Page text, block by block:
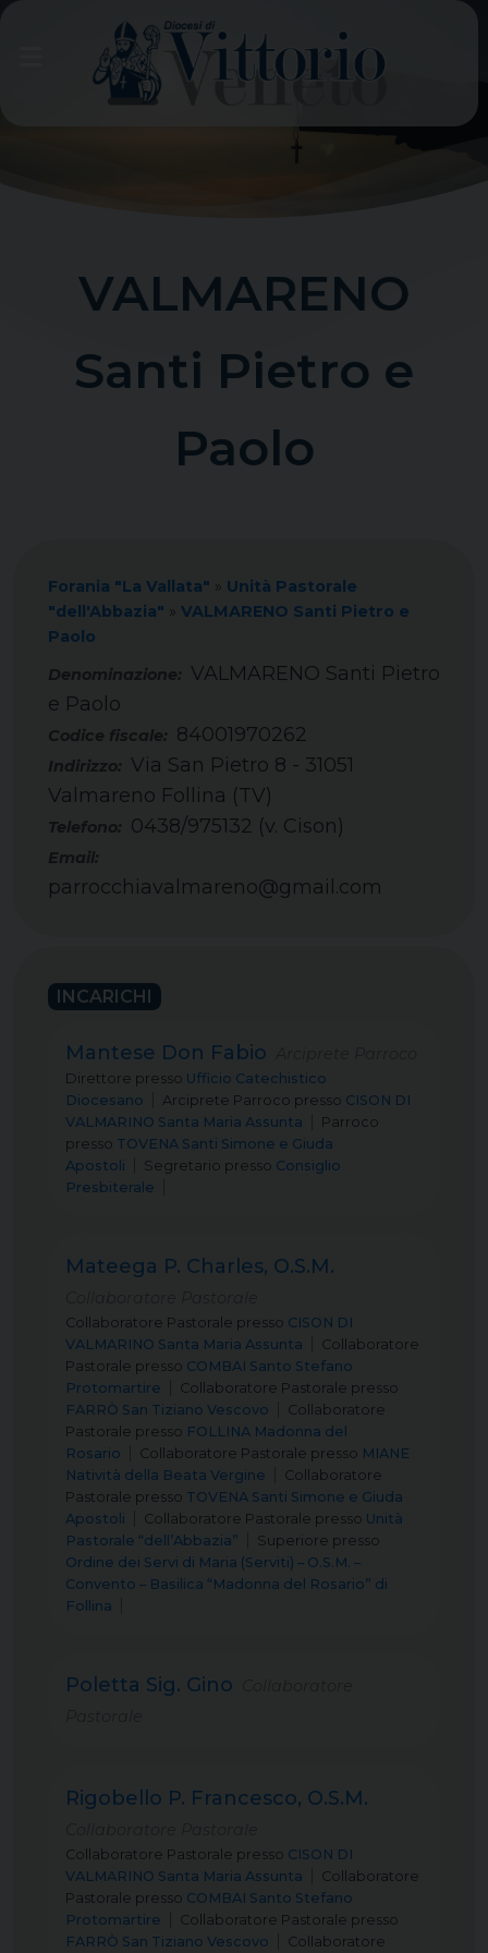
VALMARENO
Santi Pietro e
Paolo
Forania "La Vallata" » Unità Pastorale
"dell'Abbazia" » VALMARENO Santi Pietro e
Paolo
VALMARENO Santi Pietro
e Paolo
Codice fiscale: 84001970262
Telefono: 0438/975132 (v. Cison)
Email:
parrocchiavalmareno@gmail.com
Indirizzo: Via San Pietro 8 - 31051
Valmareno Follina (TV)
INCARICHI
Mantese Don Fabio
Direttore presso Ufficio Catechistico
Diocesano
Arciprete Parroco presso CISON DI
VALMARINO Santa Maria Assunta
Parroco
presso TOVENA Santi Simone e Giuda
Apostoli
Segretario presso Consiglio
Presbiterale
Mateega P. Charles, O.S.M.
Collaboratore Pastorale presso CISON DI
VALMARINO Santa Maria Assunta
Collaboratore
Pastorale presso COMBAI Santo Stefano
Protomartire
Collaboratore Pastorale presso
FARRÒ San Tiziano Vescovo
Collaboratore
Pastorale presso FOLLINA Madonna del
Rosario
Collaboratore Pastorale presso MIANE
Natività della Beata Vergine
Collaboratore
Pastorale presso TOVENA Santi Simone e Giuda
Apostoli
Collaboratore Pastorale presso Unità
Pastorale “dell’Abbazia”
Superiore presso
Ordine dei Servi di Maria (Serviti) – O.S.M. –
Convento – Basilica “Madonna del Rosario” di
Follina
Poletta Sig. Gino
Rigobello P. Francesco, O.S.M.
Collaboratore Pastorale presso CISON DI
VALMARINO Santa Maria Assunta
Collaboratore
Pastorale presso COMBAI Santo Stefano
Protomartire
Collaboratore Pastorale presso
FARRÒ San Tiziano Vescovo
Collaboratore